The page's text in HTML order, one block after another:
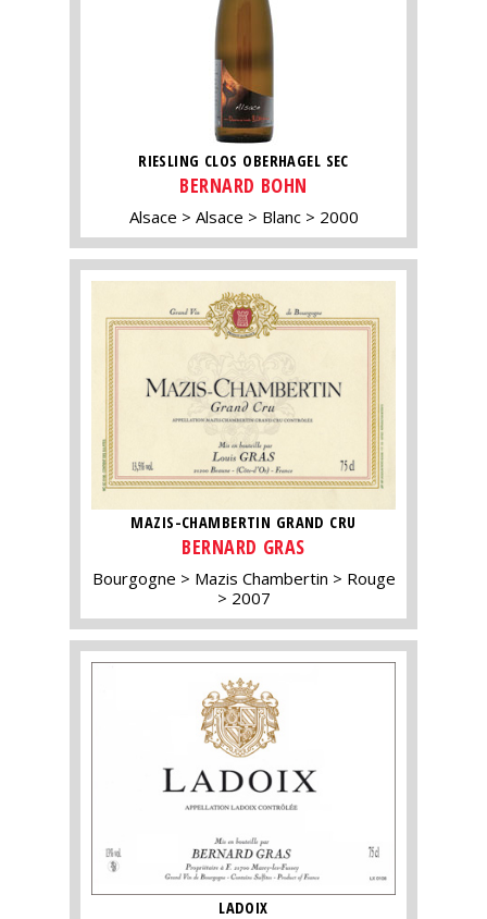
RIESLING CLOS OBERHAGEL SEC
BERNARD BOHN
Alsace Alsace Blanc 2000
MAZIS-CHAMBERTIN GRAND CRU
BERNARD GRAS
Bourgogne Mazis Chambertin
Rouge
2007
LADOIX